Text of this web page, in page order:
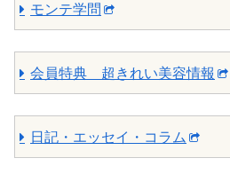
モンテ学問
会員特典 超きれい美容情報
日記・エッセイ・コラム